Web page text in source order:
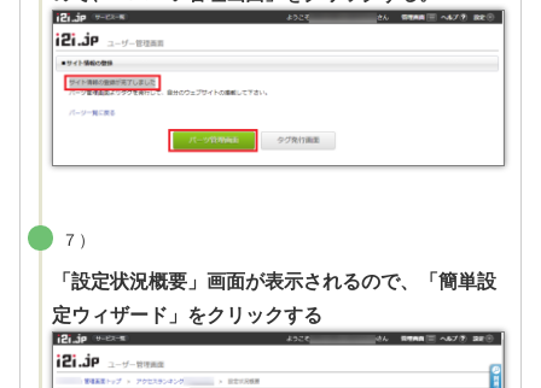
７）
「設定状況概要」画面が表示されるので、「簡単設
定ウィザード」をクリックする